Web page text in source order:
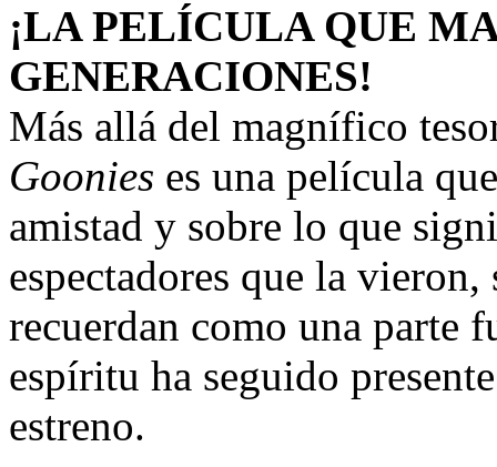
¡LA PELÍCULA QUE
GENERACIONES!
Más allá del magnífico
Goonies es una película
amistad y sobre lo que
espectadores que la
recuerdan como una parte
espíritu ha seguido
estreno.